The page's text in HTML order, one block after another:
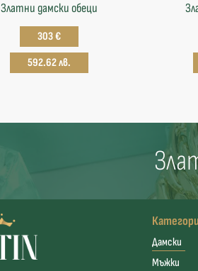
Златни дамски обеци
303 €
592.62 лв.
Дамски
Мъжки